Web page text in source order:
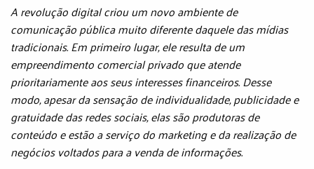
A revolução digital criou um novo ambiente de
comunicação pública muito diferente daquele das mídias
tradicionais. Em primeiro lugar, ele resulta de um
empreendimento comercial privado que atende
prioritariamente aos seus interesses financeiros. Desse
modo, apesar da sensação de individualidade, publicidade e
gratuidade das redes sociais, elas são produtoras de
conteúdo e estão a serviço do marketing e da realização de
negócios voltados para a venda de informações.